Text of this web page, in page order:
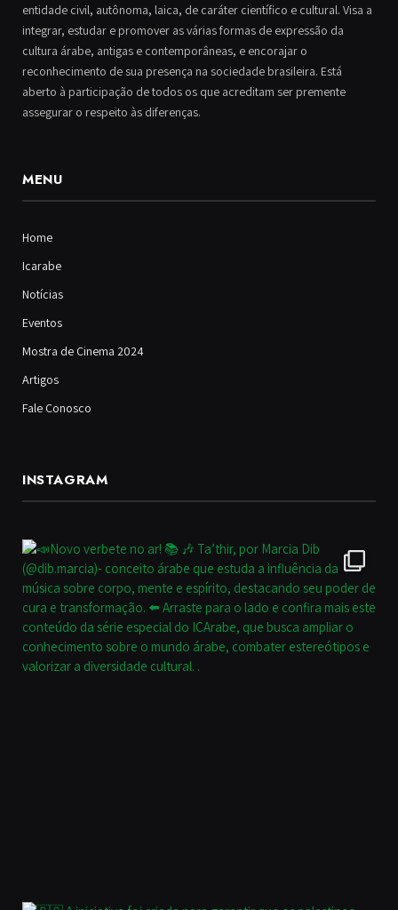
entidade civil, autônoma, laica, de caráter científico e cultural. Visa a
integrar, estudar e promover as várias formas de expressão da
cultura árabe, antigas e contemporâneas, e encorajar o
reconhecimento de sua presença na sociedade brasileira. Está
aberto à participação de todos os que acreditam ser premente
assegurar o respeito às diferenças.
MENU
Home
Icarabe
Notícias
Eventos
Mostra de Cinema 2024
Artigos
Fale Conosco
INSTAGRAM